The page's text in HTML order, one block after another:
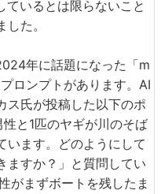
いるとは限らないこと
た。
年に話題になった「m
ロンプトがあります。AI
ス氏が投稿した以下のポ
と1匹のヤギが川のそば
います。どのようにして
ますか？」と質問してい
がまずボートを残したま